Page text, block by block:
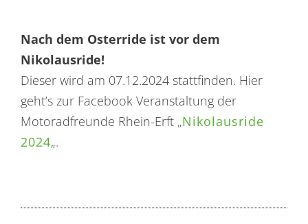
Nach dem Osterride ist vor dem
Nikolausride!
Dieser wird am 07.12.2024 stattfinden. Hier
geht’s zur Facebook Veranstaltung der
Motoradfreunde Rhein-Erft „Nikolausride
2024„.